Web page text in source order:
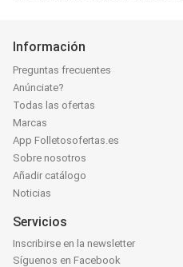
Información
Preguntas frecuentes
Anúnciate?
Todas las ofertas
Marcas
App Folletosofertas.es
Sobre nosotros
Añadir catálogo
Noticias
Servicios
Inscribirse en la newsletter
Síguenos en Facebook